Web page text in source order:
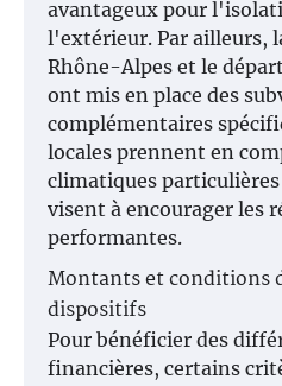
avantageux pour
l'extérieur. Par ailleurs,
Rhône-Alpes et le
ont mis en place des
complémentaires
locales prennent en
climatiques
visent à encourager les
performantes.
Montants et conditions
dispositifs
Pour bénéficier des
financières, certains